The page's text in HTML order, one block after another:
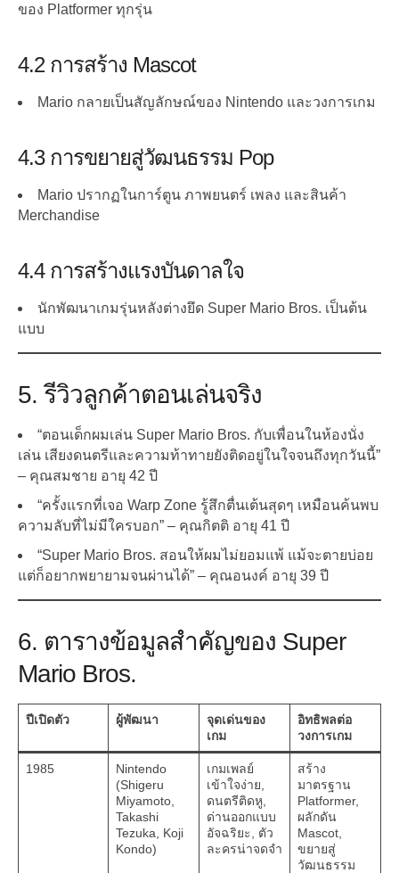
ของ Platformer ทุกรุ่น
4.2 การสร้าง Mascot
Mario กลายเป็นสัญลักษณ์ของ Nintendo และวงการเกม
4.3 การขยายสู่วัฒนธรรม Pop
Mario ปรากฏในการ์ตูน ภาพยนตร์ เพลง และสินค้า
Merchandise
4.4 การสร้างแรงบันดาลใจ
นักพัฒนาเกมรุ่นหลังต่างยึด Super Mario Bros. เป็นต้น
แบบ
5. รีวิวลูกค้าตอนเล่นจริง
“ตอนเด็กผมเล่น Super Mario Bros. กับเพื่อนในห้องนั่ง
เล่น เสียงดนตรีและความท้าทายยังติดอยู่ในใจจนถึงทุกวันนี้”
– คุณสมชาย อายุ 42 ปี
“ครั้งแรกที่เจอ Warp Zone รู้สึกตื่นเต้นสุดๆ เหมือนค้นพบ
ความลับที่ไม่มีใครบอก” – คุณกิตติ อายุ 41 ปี
“Super Mario Bros. สอนให้ผมไม่ยอมแพ้ แม้จะตายบ่อย
แต่ก็อยากพยายามจนผ่านได้” – คุณอนงค์ อายุ 39 ปี
6. ตารางข้อมูลสำคัญของ Super
Mario Bros.
ปีเปิดตัว ผู้พัฒนา
จุดเด่นของ
เกม
อิทธิพลต่อ
วงการเกม
1985
Nintendo
(Shigeru
Miyamoto,
Takashi
Tezuka, Koji
Kondo)
เกมเพลย์
เข้าใจง่าย,
ดนตรีติดหู,
ด่านออกแบบ
อัจฉริยะ, ตัว
ละครน่าจดจำ
สร้าง
มาตรฐาน
Platformer,
ผลักดัน
Mascot,
ขยายสู่
วัฒนธรรม